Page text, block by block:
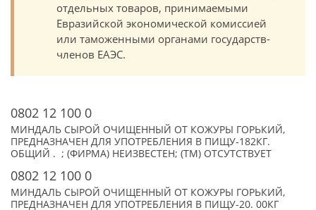
отдельных товаров, принимаемыми
Евразийской экономической комиссией
или таможенными органами государств-
членов ЕАЭС.
0802 12 100 0
МИНДАЛЬ СЫРОЙ ОЧИЩЕННЫЙ ОТ КОЖУРЫ ГОРЬКИЙ,
ПРЕДНАЗНАЧЕН ДЛЯ УПОТРЕБЛЕНИЯ В ПИЩУ-182КГ.
ОБЩИЙ . ; (ФИРМА) НЕИЗВЕСТЕН; (TM) ОТСУТСТВУЕТ
0802 12 100 0
МИНДАЛЬ СЫРОЙ ОЧИЩЕННЫЙ ОТ КОЖУРЫ ГОРЬКИЙ,
ПРЕДНАЗНАЧЕН ДЛЯ УПОТРЕБЛЕНИЯ В ПИЩУ-20. 00КГ